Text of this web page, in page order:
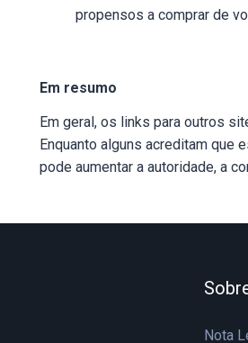
propensos a comprar de
Em resumo
Em geral, os links para outros
Enquanto alguns acreditam que
pode aumentar a autoridade, a
Nota